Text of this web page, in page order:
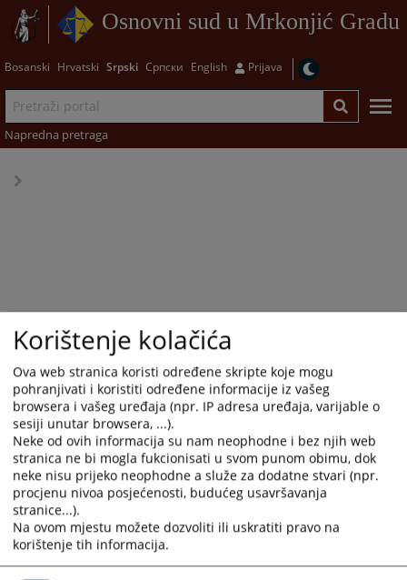
Osnovni sud u Mrkonjić Gradu
Bosanski Hrvatski Srpski Српски English Prijava
Napredna pretraga
Trenutno nema vijesti
Korištenje kolačića
Ova web stranica koristi određene skripte koje mogu
pohranjivati i koristiti određene informacije iz vašeg
browsera i vašeg uređaja (npr. IP adresa uređaja, varijable o
sesiji unutar browsera, ...).
Neke od ovih informacija su nam neophodne i bez njih web
stranica ne bi mogla fukcionisati u svom punom obimu, dok
neke nisu prijeko neophodne a služe za dodatne stvari (npr.
procjenu nivoa posjećenosti, budućeg usavršavanja
stranice...).
Na ovom mjestu možete dozvoliti ili uskratiti pravo na
korištenje tih informacija.